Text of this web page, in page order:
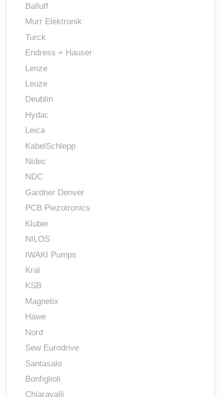
Balluff
Murr Elektronik
Turck
Endress + Hauser
Lenze
Leuze
Deublin
Hydac
Leica
KabelSchlepp
Nidec
NDC
Gardner Denver
PCB Piezotronics
Kluber
NILOS
IWAKI Pumps
Kral
KSB
Magnetix
Hawe
Nord
Sew Eurodrive
Santasalo
Bonfiglioli
Chiaravalli